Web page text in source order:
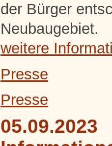
der Bürger
Neubaugebiet.
weitere
Presse
Presse
05.09.2023